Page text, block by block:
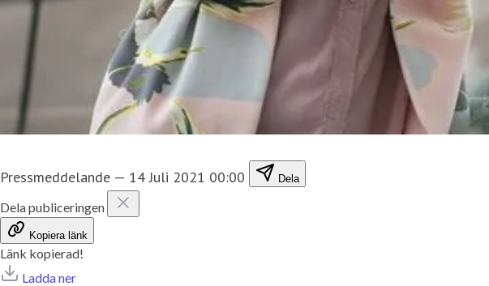
Pressmeddelande — 14 Juli 2021 00:00 Dela
Dela publiceringen
Kopiera länk
Länk kopierad!
Ladda ner